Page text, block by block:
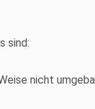
sind:
nicht